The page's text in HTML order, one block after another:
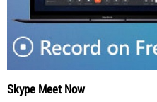
Skype Meet Now